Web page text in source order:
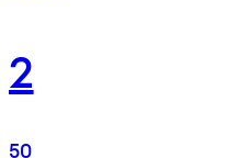
2
50